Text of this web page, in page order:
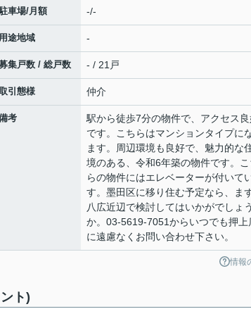
車場/月額 -/-
用途地域 -
集戸数 / 総戸数 - / 21戸
引態様 仲介
考
駅から徒歩7分の物件で、アクセス
です。こちらはマンションタイプに
ます。周辺環境も良好で、魅力的な
境のある、令和6年築の物件です。こ
らの物件にはエレベーターが付いて
す。墨田区に移り住む予定なら、ま
八広近辺で検討してはいかがでしょう
か。03-5619-7051からいつでも押上
に遠慮なくお問い合わせ下さい。
情報
ト)